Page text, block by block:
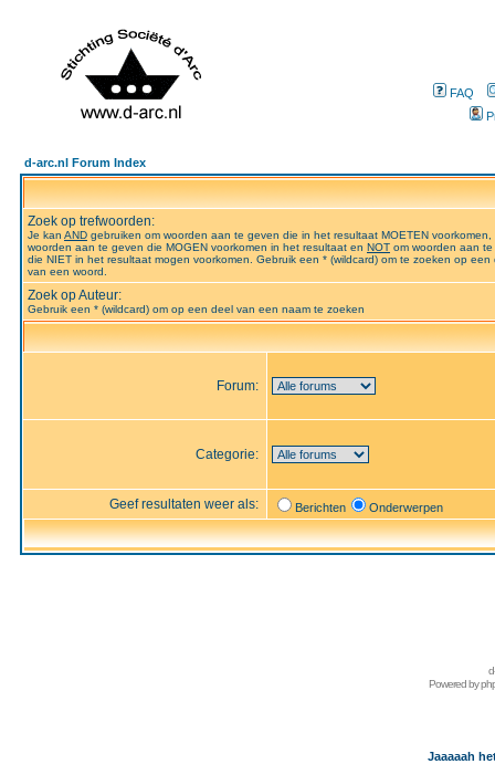
FAQ
d-arc.nl Forum Index
Zoek op trefwoorden:
Je kan AND gebruiken om woorden aan te geven die in het resultaat MOETEN voorkomen,
woorden aan te geven die MOGEN voorkomen in het resultaat en NOT om woorden aan
die NIET in het resultaat mogen voorkomen. Gebruik een * (wildcard) om te zoeken op een
van een woord.
Zoek op Auteur:
Gebruik een * (wildcard) om op een deel van een naam te zoeken
Forum:
Categorie:
Geef resultaten weer als: Berichten Onderwerpen
Powered by
Jaaaaah